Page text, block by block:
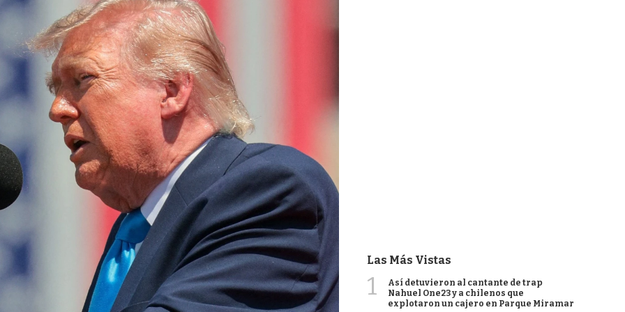
Las Más Vistas
1
Así detuvieron al cantante de trap
Nahuel One23 y a chilenos que
explotaron un cajero en Parque Miramar